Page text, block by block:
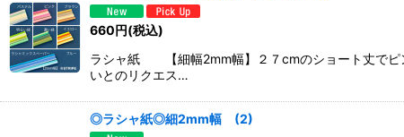
660円(税込)
ラシャ紙 【細幅2mm幅】２７cmのショート丈でピ
いとのリクエス…
◎ラシャ紙◎細2mm幅 (2)